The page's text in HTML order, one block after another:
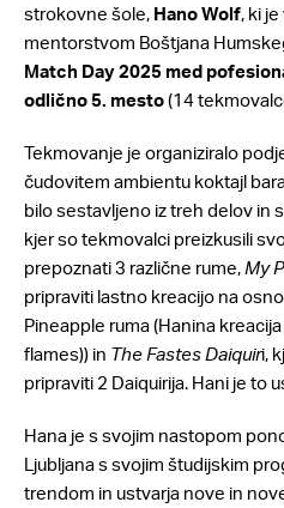
strokovne šole, Hano Wolf, ki
mentorstvom Boštjana
Match Day 2025 med
odlično 5. mesto(14
Tekmovanje je organiziralo
čudovitem ambientu koktajl
bilo sestavljeno iz treh delov in
kjer so tekmovalci preizkusili
prepoznati 3 različne rume,My
pripraviti lastno kreacijo na
Pineapple ruma (Hanina
flames)) in The Fastes Daiquiri,
pripraviti 2 Daiquirija. Hani je to
Hana je s svojim nastopom
Ljubljana s svojim študijskim
trendom in ustvarja nove in